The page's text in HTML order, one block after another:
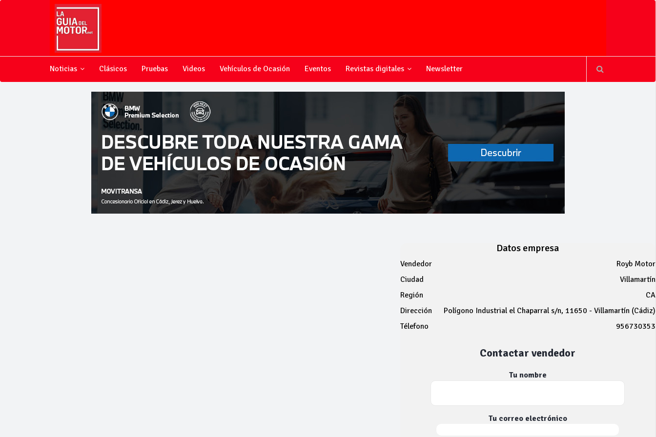
Noticias Clásicos Pruebas Videos Vehículos de Ocasión Eventos Revistas digitales Newsletter
Datos empresa
Vendedor
Royb Motor
Ciudad
Villamartín
Región
CA
Dirección
Polígono Industrial el Chaparral s/n, 11650 - Villamartín (Cádiz)
Télefono
956730353
Contactar vendedor
Tu nombre
Tu correo electrónico